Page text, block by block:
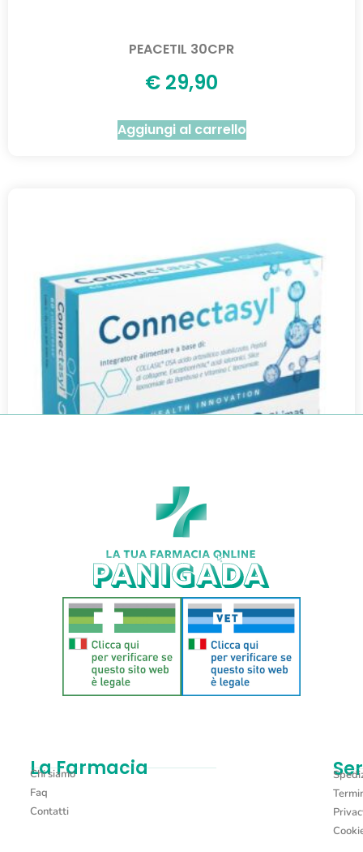
PEACETIL 30CPR
€ 29,90
Aggiungi al carrello
CONNECTASYL 60CPR
€35,40
Aggiungi al carrello
La Farmacia
Chi siamo
Faq
Contatti